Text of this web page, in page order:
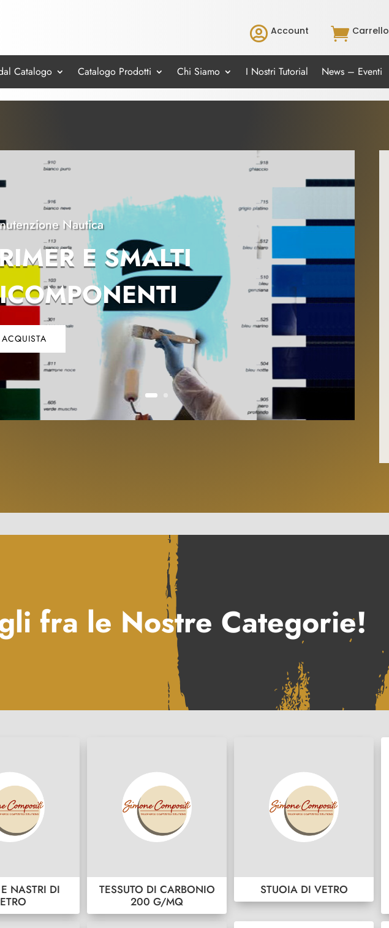
 Account  Carrello
Catalogo Catalogo Prodotti Chi Siamo I Nostri Tutorial News – Eventi
Nautica
E SMALTI
ACQUISTA
fra le Nostre Categorie!
NASTRI DI
TESSUTO DI CARBONIO
200 G/MQ
STUOIA DI VETRO